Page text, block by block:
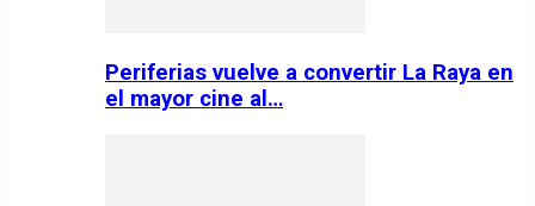
Periferias vuelve a convertir La Raya en
el mayor cine al…